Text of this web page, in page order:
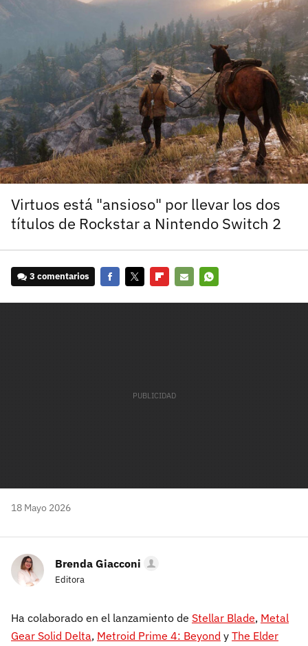
Virtuos está "ansioso" por llevar los dos
títulos de Rockstar a Nintendo Switch 2
3 comentarios
18 Mayo 2026
Brenda Giacconi
Editora
Ha colaborado en el lanzamiento de Stellar Blade, Metal
Gear Solid Delta, Metroid Prime 4: Beyond y The Elder
¿Todavía no tienes cuenta?
Regístrate gratis
El inicio de sesión con Facebook ya no está
disponible, pero puedes seguir usando tu cuenta
de 3DJuegos:
Recupera tu acceso con Facebook
carácter inicial), pero no mayúsculas, espacios, tildes
o caracteres especiales.
He leído y acepto lapolitica de privacidad y
de participación
Registrarse en 3DJuegos
Entra con Google
¿Ya tienes cuenta?